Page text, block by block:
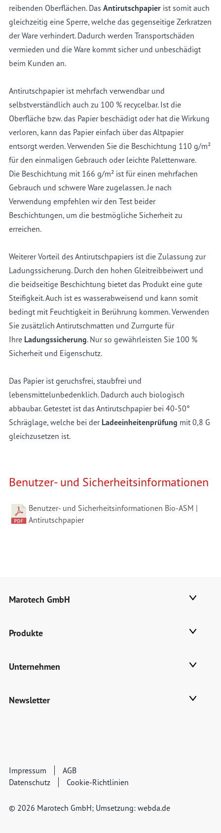
reibenden Oberflächen. Das Antirutschpapierist somit auch
gleichzeitig eine Sperre, welche das gegenseitige Zerkratzen
der Ware verhindert. Dadurch werden Transportschäden
vermieden und die Ware kommt sicher und unbeschädigt
beim Kunden an.
Antirutschpapier ist mehrfach verwendbar und
selbstverständlich auch zu 100 % recycelbar. Ist die
Oberfläche bzw. das Papier beschädigt oder hat die Wirkung
verloren, kann das Papier einfach über das Altpapier
entsorgt werden. Verwenden Sie die Beschichtung 110 g/m²
für den einmaligen Gebrauch oder leichte Palettenware.
Die Beschichtung mit 166 g/m² ist für einen mehrfachen
Gebrauch und schwere Ware zugelassen. Je nach
Verwendung empfehlen wir den Test beider
Beschichtungen, um die bestmögliche Sicherheit zu
erreichen.
Weiterer Vorteil des Antirutschpapiers ist die Zulassung zur
Ladungssicherung. Durch den hohen Gleitreibbeiwert und
die beidseitige Beschichtung bietet das Produkt eine gute
Steifigkeit. Auch ist es wasserabweisend und kann somit
bedingt mit Feuchtigkeit in Berührung kommen. Verwenden
Sie zusätzlich Antirutschmatten und Zurrgurte für
Ihre Ladungssicherung. Nur so gewährleisten Sie 100 %
Sicherheit und Eigenschutz.
Das Papier ist geruchsfrei, staubfrei und
lebensmittelunbedenklich. Dadurch auch biologisch
abbaubar. Getestet ist das Antirutschpapier bei 40-50°
Schräglage, welche bei der Ladeeinheitenprüfung mit 0,8 G
gleichzusetzen ist.
Benutzer- und Sicherheitsinformationen
Benutzer- und Sicherheitsinformationen Bio-ASM |
Antirutschpapier
Marotech GmbH
Produkte
Unternehmen
Newsletter
Impressum
AGB
Datenschutz
Cookie-Richtlinien
© 2026 Marotech GmbH; Umsetzung: webda.de